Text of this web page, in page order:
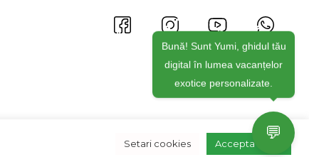
Setari cookies Accepta toate
💬
Bună! Sunt Yumi, ghidul tău
digital în lumea vacanțelor
exotice personalizate.